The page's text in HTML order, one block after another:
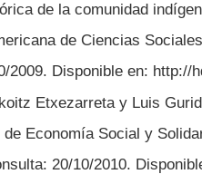
de la comunidad
de Ciencias
2009. Disponible en: http://
Etxezarreta y Luis
de Economía Social y
20/10/2010.